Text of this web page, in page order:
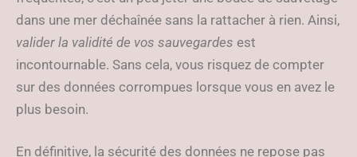
dans une mer déchaînée sans la rattacher à rien. Ainsi,
valider la validité de vos sauvegardes est
incontournable. Sans cela, vous risquez de compter
sur des données corrompues lorsque vous en avez le
plus besoin.
En définitive, la sécurité des données ne repose pas